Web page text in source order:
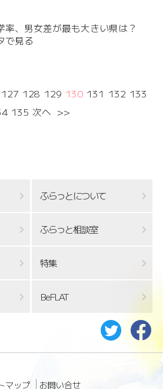
率、男女差が最も大きい県は？
で見る
127 128 129 130 131 132 133
135 次へ >>
ふらっとについて
ふらっと相談室
特集
BeFLAT
マップ お問い合せ